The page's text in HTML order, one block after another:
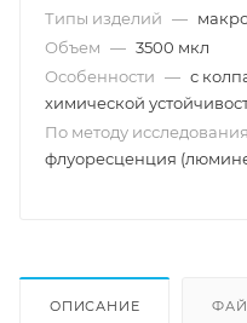
Типы изделий —
Объем — 3500 мкл
Особенности — с
химической
По методу
флуоресценция
ОПИСАНИЕ